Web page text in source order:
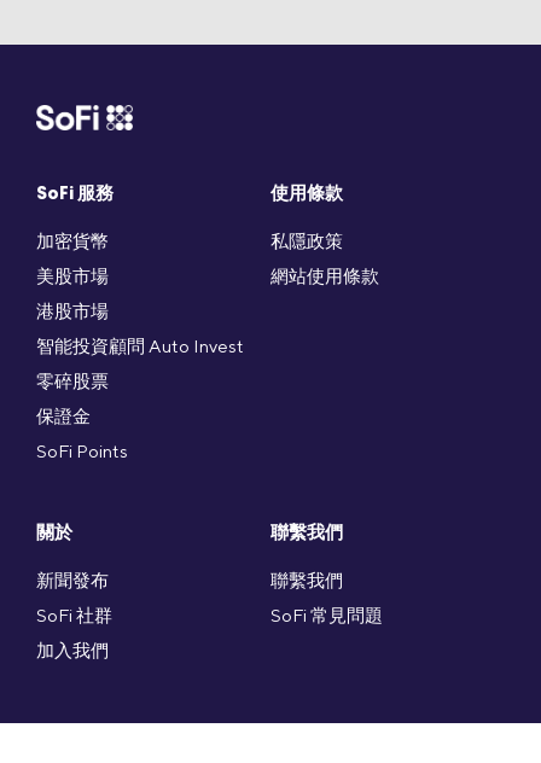
SoFi 服務
加密貨幣
美股市場
港股市場
智能投資顧問 Auto Invest
零碎股票
保證金
SoFi Points
使用條款
私隱政策
網站使用條款
關於
新聞發布
SoFi 社群
加入我們
聯繫我們
聯繫我們
SoFi 常見問題